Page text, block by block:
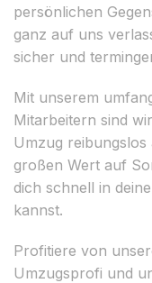
persönlichen
ganz auf uns
sicher und
Mit unserem
Mitarbeitern sind
Umzug
großen Wert auf
dich schnell in
kannst.
Profitiere von
Umzugsprofi und